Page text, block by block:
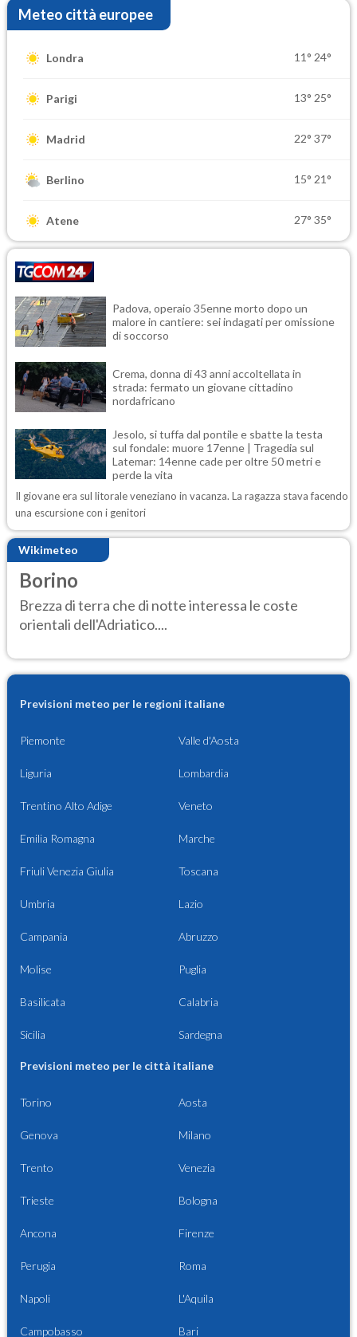
Meteo città europee
Londra 11° 24°
Parigi 13° 25°
Madrid 22° 37°
Berlino 15° 21°
Atene 27° 35°
Padova, operaio 35enne morto dopo un
malore in cantiere: sei indagati per omissione
di soccorso
Crema, donna di 43 anni accoltellata in
strada: fermato un giovane cittadino
nordafricano
Jesolo, si tuffa dal pontile e sbatte la testa
sul fondale: muore 17enne | Tragedia sul
Latemar: 14enne cade per oltre 50 metri e
perde la vita
Il giovane era sul litorale veneziano in vacanza. La ragazza stava facendo
una escursione con i genitori
Wikimeteo
Borino
Brezza di terra che di notte interessa le coste
orientali dell'Adriatico....
Previsioni meteo per le regioni italiane
Piemonte Valle d'Aosta
Liguria Lombardia
Trentino Alto Adige Veneto
Emilia Romagna Marche
Friuli Venezia Giulia Toscana
Umbria Lazio
Campania Abruzzo
Molise Puglia
Basilicata Calabria
Sicilia Sardegna
Previsioni meteo per le città italiane
Torino Aosta
Genova Milano
Trento Venezia
Trieste Bologna
Ancona Firenze
Perugia Roma
Napoli L'Aquila
Campobasso Bari